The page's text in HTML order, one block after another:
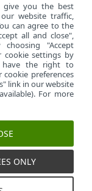
файлами
give you the best
website traffic,
can agree to the
all and close",
"Accept
cookie settings by
have the right to
preferences
link in our website
For more
ONLY